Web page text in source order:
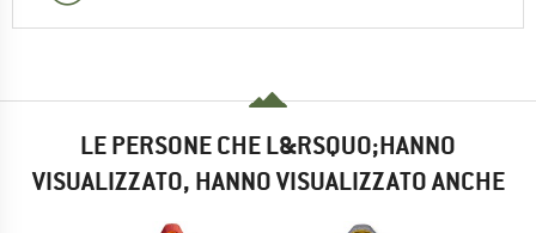
LE PERSONE CHE L&RSQUO;HANNO
VISUALIZZATO, HANNO VISUALIZZATO ANCHE